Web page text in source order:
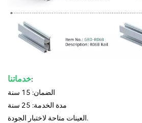
خدماتنا:
الضمان: 15 سنة
مدة الخدمة: 25 سنة
العينات متاحة لاختبار الجودة.